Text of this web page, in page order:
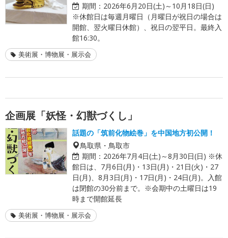
期間： 2026年6月20日(土)～10月18日(日)
※休館日は毎週月曜日（月曜日が祝日の場合は
開館、翌火曜日休館）、祝日の翌平日。最終入
館16:30。
美術展・博物展・展示会
企画展「妖怪・幻獣づくし」
話題の「筑前化物絵巻」を中国地方初公開！
鳥取県・鳥取市
期間： 2026年7月4日(土)～8月30日(日) ※休
館日は、7月6日(月)・13日(月)・21日(火)・27
日(月)、8月3日(月)・17日(月)・24日(月)。入館
は閉館の30分前まで。※会期中の土曜日は19
時まで開館延長
美術展・博物展・展示会